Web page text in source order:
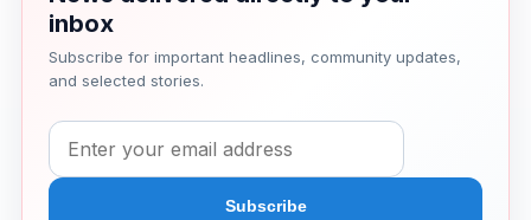
inbox
Subscribe for important headlines, community updates,
and selected stories.